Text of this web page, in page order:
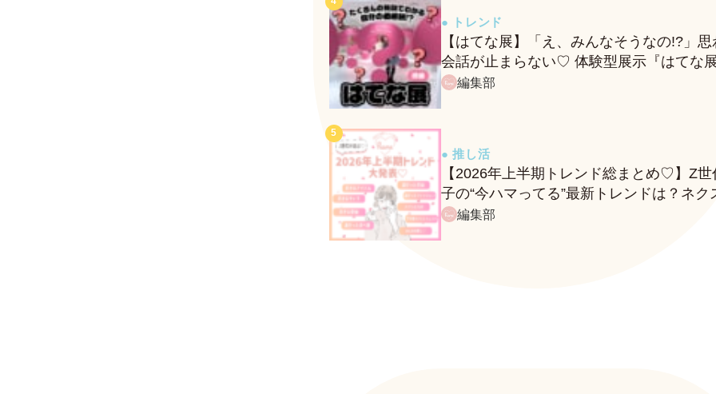
● トレンド
【はてな展】「え、みんなそうなの!?」思
会話が止まらない♡ 体験型展示『はてな展
に行ってきたレポ
編集部
● 推し活
【2026年上半期トレンド総まとめ♡】Z世
子の“今ハマってる”最新トレンドは？ネク
バズ予報もチェック♪
編集部